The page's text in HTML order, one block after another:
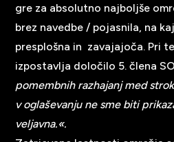
gre za absolutno najboljše
brez navedbe / pojasnila, na
presplošna in zavajajoča. Pri
izpostavlja določilo 5. člena
pomembnih razhajanj med
v oglaševanju ne sme biti
veljavna.«.